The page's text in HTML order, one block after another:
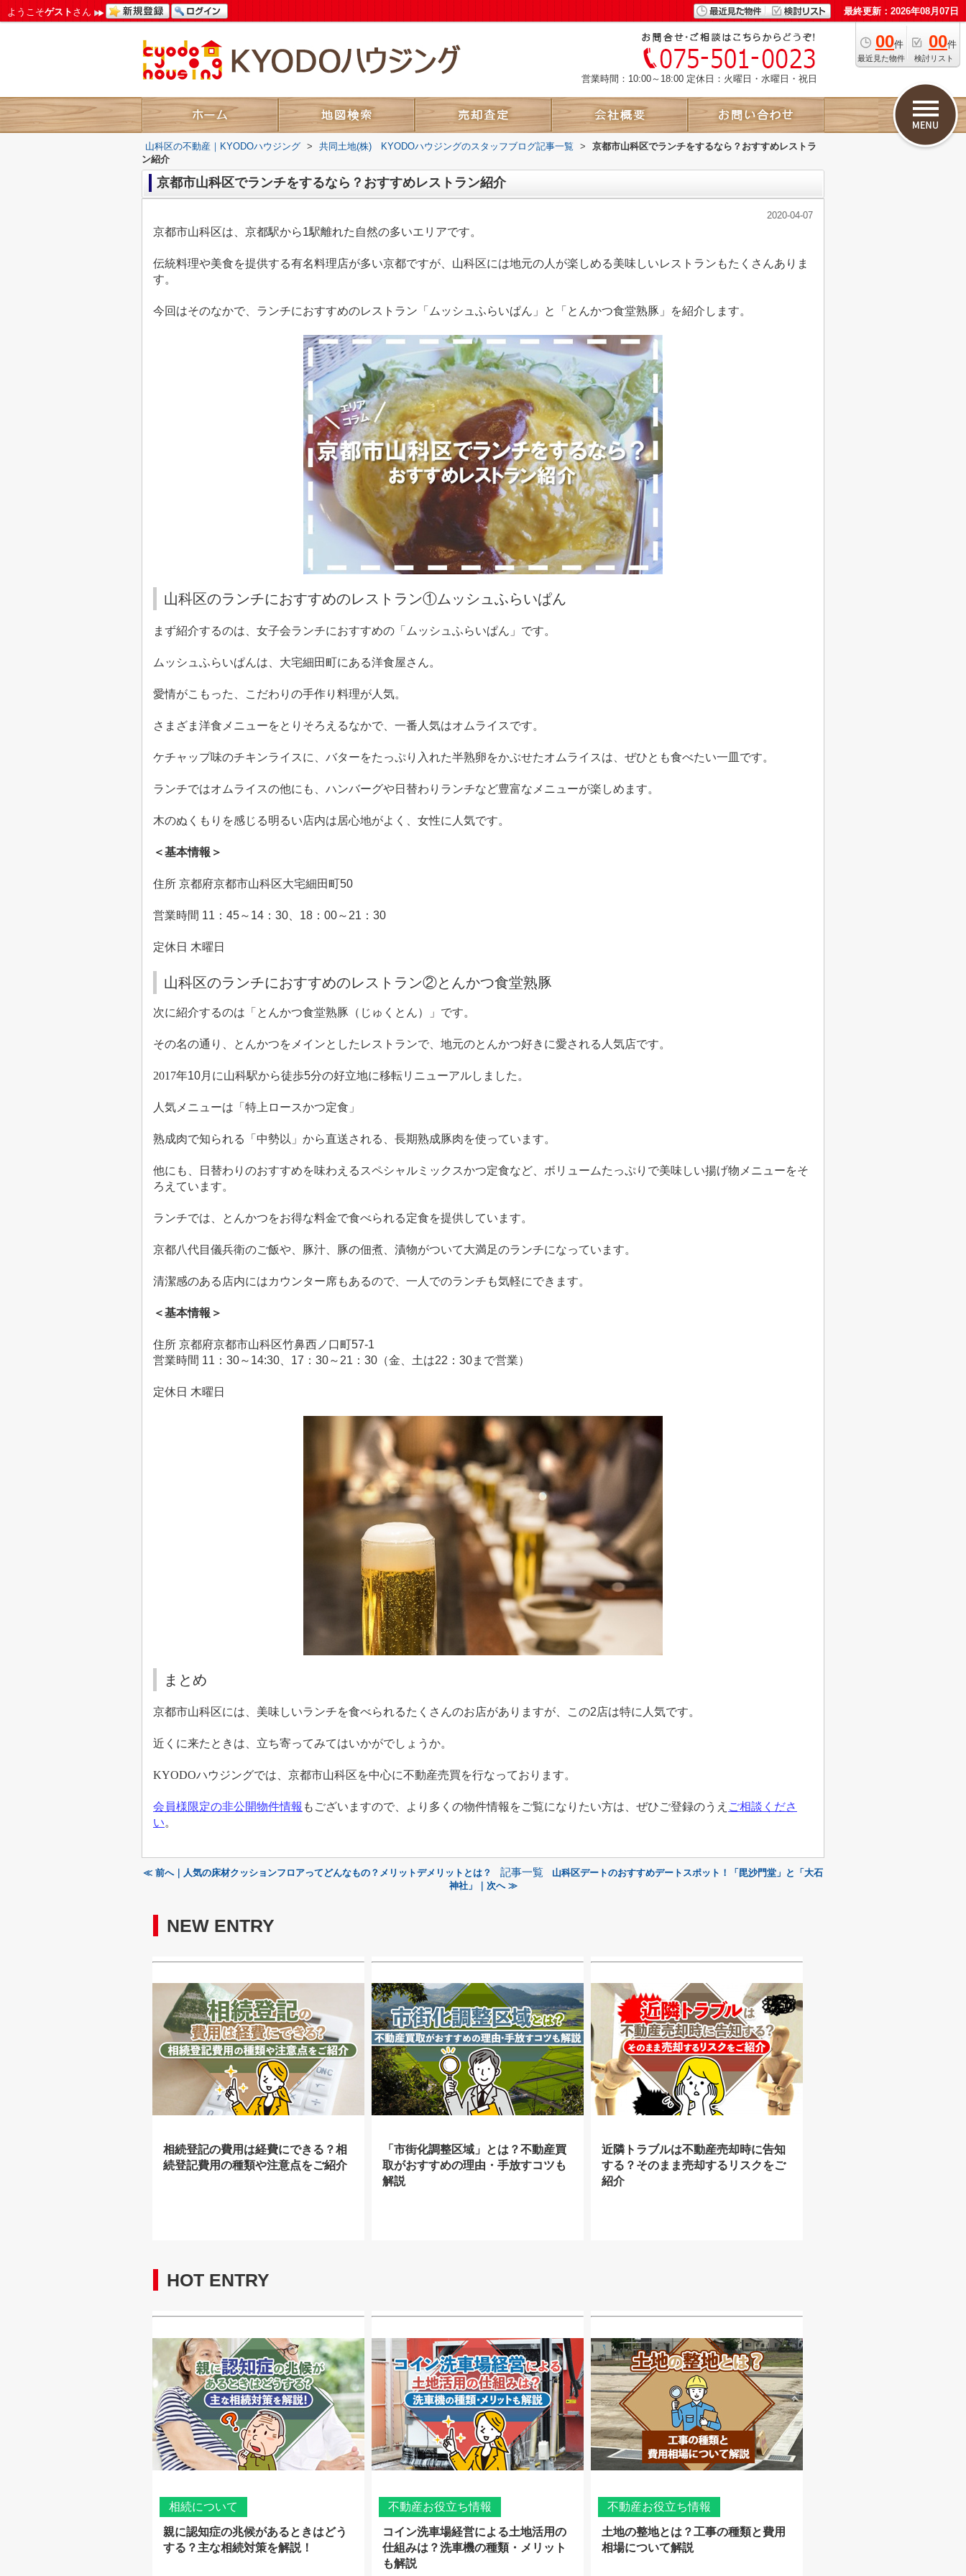
ようこそゲストさん 最終更新：2026年08月07日
00件
最近見た物件
00件
検討リスト
営業時間：10:00～18:00 定休日：火曜日・水曜日・祝日
山科区の不動産｜KYODOハウジング > 共同土地(株) KYODOハウジングのスタッフブログ記事一覧 >
京都市山科区でランチをするなら？おすすめレストラ
ン紹介
京都市山科区でランチをするなら？おすすめレストラン紹介
2020-04-07
京都市山科区は、京都駅から1駅離れた自然の多いエリアです。
伝統料理や美食を提供する有名料理店が多い京都ですが、山科区には地元の人が楽しめる美味しいレストランもたくさんありま
す。
今回はそのなかで、ランチにおすすめのレストラン「ムッシュふらいぱん」と「とんかつ食堂熟豚」を紹介します。
山科区のランチにおすすめのレストラン①ムッシュふらいぱん
まず紹介するのは、女子会ランチにおすすめの「ムッシュふらいぱん」です。
ムッシュふらいぱんは、大宅細田町にある洋食屋さん。
愛情がこもった、 こだわりの手作り料理が人気。
さまざま洋食メニューをとりそろえるなかで、一番人気はオムライスです。
ケチャップ味のチキンライスに、バターをたっぷり入れた半熟卵をかぶせたオムライスは、ぜひとも食べたい一皿です。
ランチではオムライスの他にも、ハンバーグや日替わりランチなど豊富なメニューが楽しめます。
木のぬくもりを感じる明るい店内は居心地がよく、女性に人気です。
＜基本情報＞
住所 京都府京都市山科区大宅細田町50
営業時間 11 ： 45～ 14 ： 30 18 ： 00～ 21 ： 30
定休日 木曜日
山科区のランチにおすすめのレストラン②とんかつ食堂熟豚
次に紹介するのは「とんかつ食堂熟豚（じゅくとん）」です。
その名の通り、とんかつをメインとしたレストランで、 地元のとんかつ好きに愛される人気店です。
2017年10月に山科駅から徒歩5分の好立地に移転リニューアルしました。
人気メニューは「特上ロースかつ定食」
熟成肉で知られる「中勢以」から直送される、長期熟成豚肉を使っています。
他にも、日替わりのおすすめを味わえるスペシャルミックスかつ定食など、ボリュームたっぷりで美味しい揚げ物メニューをそ
ろえています。
ランチでは、とんかつをお得な料金で食べられる定食を提供しています。
京都八代目儀兵衛のご飯や、豚汁、豚の佃煮、漬物がついて大満足のランチになっています。
清潔感のある店内にはカウンター席もあるので、一人でのランチも気軽にできます。
＜基本情報＞
住所 京都府京都市山科区竹鼻西ノ口町57-1
営業時間 11 ： 30～ 14:30 17 ： 30～ 21 ： 30 （金、土は22 ： 30まで営業）
定休日 木曜日
まとめ
京都市山科区には、美味しいランチを食べられるたくさんのお店がありますが、この2店は特に人気です。
近くに来たときは、立ち寄ってみてはいかがでしょうか。
KYODOハウジングでは、京都市山科区を中心に不動産売買を行なっております。
会員様限定の非公開物件情報 もございますので、より多くの物件情報をご覧になりたい方は、ぜひご登録のうえ ご相談くださ
い。
≪ 前へ｜人気の床材クッションフロアってどんなもの？メリットデメリットとは？ 記事一覧
山科区デートのおすすめデートスポット！「毘沙門堂」と「大石
神社」｜次へ ≫
NEW ENTRY
相続登記の費用は経費にできる？相
続登記費用の種類や注意点をご紹介
「市街化調整区域」とは？不動産買
取がおすすめの理由・手放すコツも
解説
近隣トラブルは不動産売却時に告知
する？そのまま売却するリスクをご
紹介
HOT ENTRY
相続について
親に認知症の兆候があるときはどう
する？主な相続対策を解説！
不動産お役立ち情報
コイン洗車場経営による土地活用の
仕組みは？洗車機の種類・メリット
も解説
不動産お役立ち情報
土地の整地とは？工事の種類と費用
相場について解説